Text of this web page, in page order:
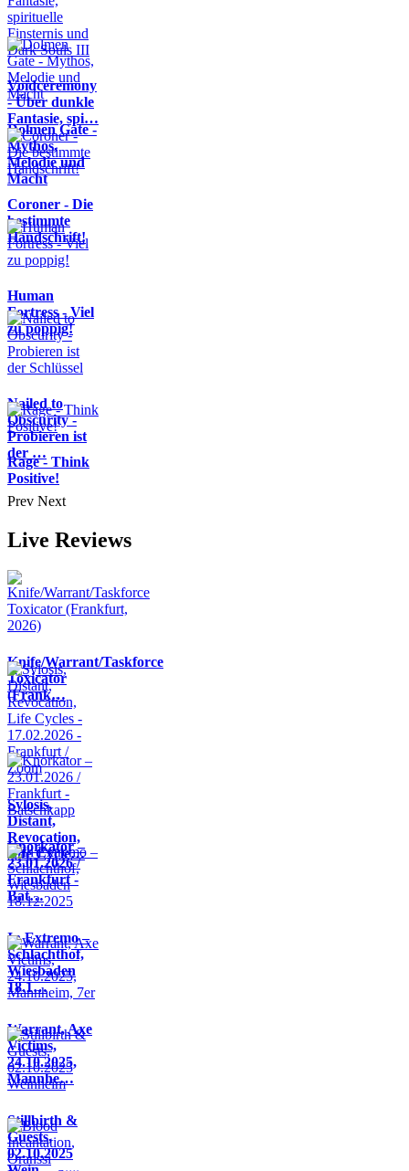
Voidceremony
- Über dunkle
Fantasie, spi…
Dolmen Gate -
Mythos,
Melodie und
Macht
Coroner - Die
bestimmte
Handschrift!
Human
Fortress - Viel
zu poppig!
Nailed to
Obscurity -
Probieren ist
der …
Rage - Think
Positive!
Prev Next
Live Reviews
Knife/Warrant/Taskforce
Toxicator
(Frank…
Sylosis,
Distant,
Revocation,
Life Cycle…
Knorkator –
23.01.2026 /
Frankfurt -
Bat…
In Extremo –
Schlachthof,
Wiesbaden
18.1…
Warrant, Axe
Victims,
24.10.2025,
Mannhe…
Stillbirth &
Guests,
02.10.2025